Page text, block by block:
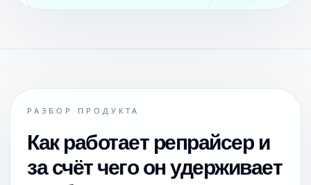
РАЗБОР ПРОДУКТА
Как работает репрайсер и
за счёт чего он удерживает